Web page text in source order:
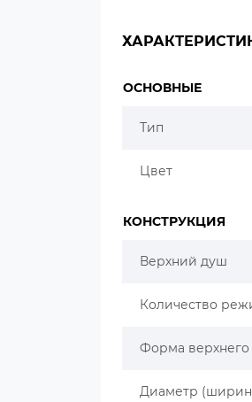
ОСНОВНЫЕ
Тип
Цвет
КОНСТРУКЦИЯ
Верхний душ
Количество
Форма
Диаметр